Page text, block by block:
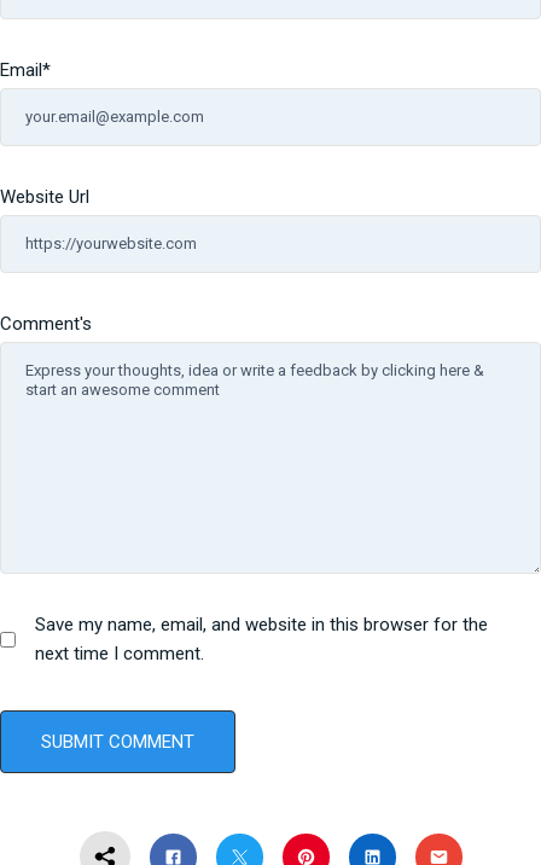
Comment's
Email *
Website Url
Save my name, email, and website in this browser for the
next time I comment.